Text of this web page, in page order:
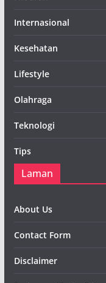
Internasional
Kesehatan
Lifestyle
Olahraga
Teknologi
Tips
Laman
About Us
Contact Form
Disclaimer